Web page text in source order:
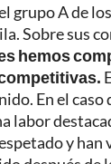
grupo A de
Sobre sus
hemos
En el
labor
y